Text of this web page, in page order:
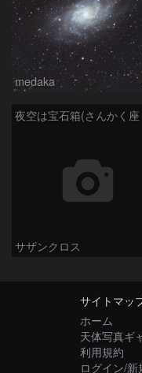
medaka
サザンクロス
サイトマッ
ホーム
天体写真ギ
利用規約
ログイン/新